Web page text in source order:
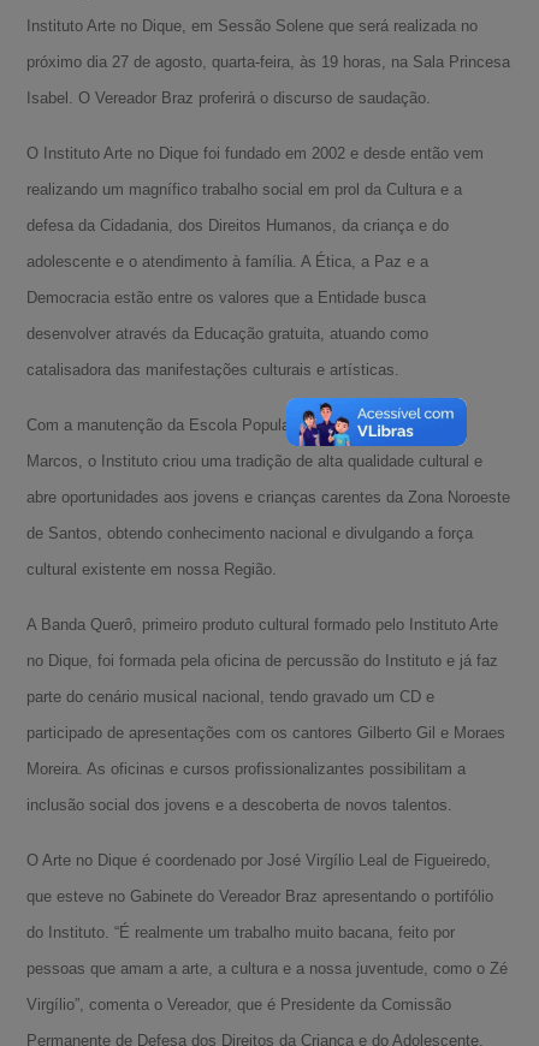
Instituto Arte no Dique, em Sessão Solene que será realizada no
próximo dia 27 de agosto, quarta-feira, às 19 horas, na Sala Princesa
Isabel. O Vereador Braz proferirá o discurso de saudação.
O Instituto Arte no Dique foi fundado em 2002 e desde então vem
realizando um magnífico trabalho social em prol da Cultura e a
defesa da Cidadania, dos Direitos Humanos, da criança e do
adolescente e o atendimento à família. A Ética, a Paz e a
Democracia estão entre os valores que a Entidade busca
desenvolver através da Educação gratuita, atuando como
catalisadora das manifestações culturais e artísticas.
Com a manutenção da Escola Popular de Arte e Cultura Plínio
Marcos, o Instituto criou uma tradição de alta qualidade cultural e
abre oportunidades aos jovens e crianças carentes da Zona Noroeste
de Santos, obtendo conhecimento nacional e divulgando a força
cultural existente em nossa Região.
A Banda Querô, primeiro produto cultural formado pelo Instituto Arte
no Dique, foi formada pela oficina de percussão do Instituto e já faz
parte do cenário musical nacional, tendo gravado um CD e
participado de apresentações com os cantores Gilberto Gil e Moraes
Moreira. As oficinas e cursos profissionalizantes possibilitam a
inclusão social dos jovens e a descoberta de novos talentos.
O Arte no Dique é coordenado por José Virgílio Leal de Figueiredo,
que esteve no Gabinete do Vereador Braz apresentando o portifólio
do Instituto. “É realmente um trabalho muito bacana, feito por
pessoas que amam a arte, a cultura e a nossa juventude, como o Zé
Virgílio”, comenta o Vereador, que é Presidente da Comissão
Permanente de Defesa dos Direitos da Criança e do Adolescente.